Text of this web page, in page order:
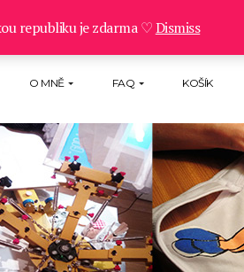
O MNĚ FAQ KOŠÍK
republiku je zdarma ♡Dismiss